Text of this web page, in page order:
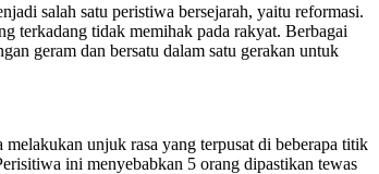
salah satu peristiwa bersejarah, yaitu reformasi.
terkadang tidak memihak pada rakyat. Berbagai
geram dan bersatu dalam satu gerakan untuk
unjuk rasa yang terpusat di beberapa titik
ini menyebabkan 5 orang dipastikan tewas